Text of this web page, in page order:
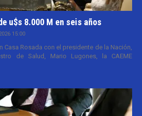
u$s 8.000 M en seis años
15:00
Casa Rosada con el presidente de la Nación,
de Salud, Mario Lugones, la CAEME